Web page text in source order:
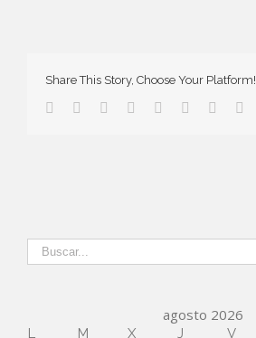
Share This Story, Choose Your Platform!
agosto 2026
L M X J V